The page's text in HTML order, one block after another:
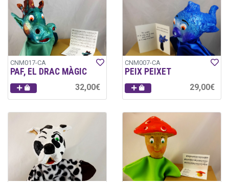
CNM017-CA
PAF, EL DRAC MÀGIC
32,00€
CNM007-CA
PEIX PEIXET
29,00€